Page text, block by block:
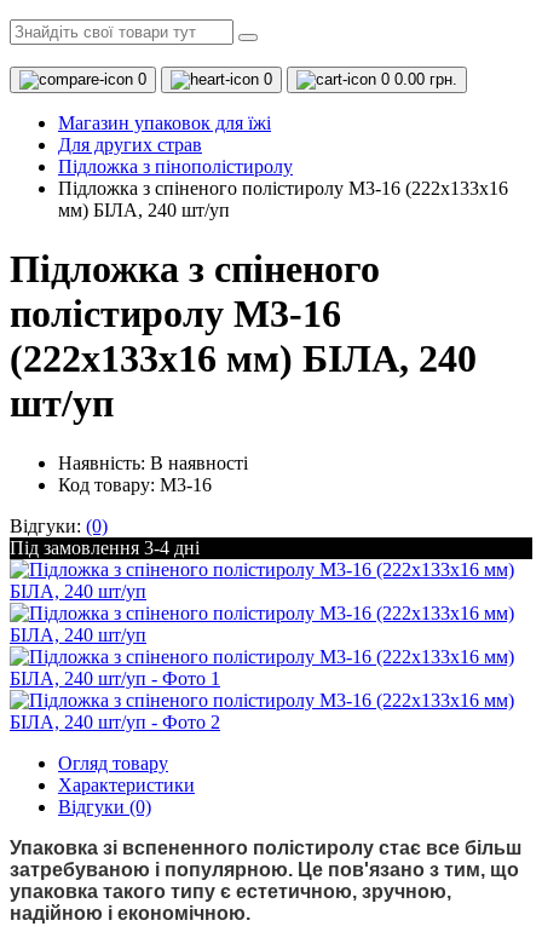
0 0 0 0.00 грн.
Магазин упаковок для їжі
Для других страв
Підложка з пінополістиролу
Підложка з спіненого полістиролу М3-16 (222х133х16
мм) БІЛА, 240 шт/уп
Підложка з спіненого
полістиролу М3-16
(222х133х16 мм) БІЛА, 240
шт/уп
Наявність: В наявності
Код товару: M3-16
Відгуки: (0)
Під замовлення 3-4 дні
Огляд товару
Характеристики
Відгуки (0)
Упаковка зі вспененного полістиролу стає все більш
затребуваною і популярною. Це пов'язано з тим, що
упаковка такого типу є естетичною, зручною,
надійною і економічною.